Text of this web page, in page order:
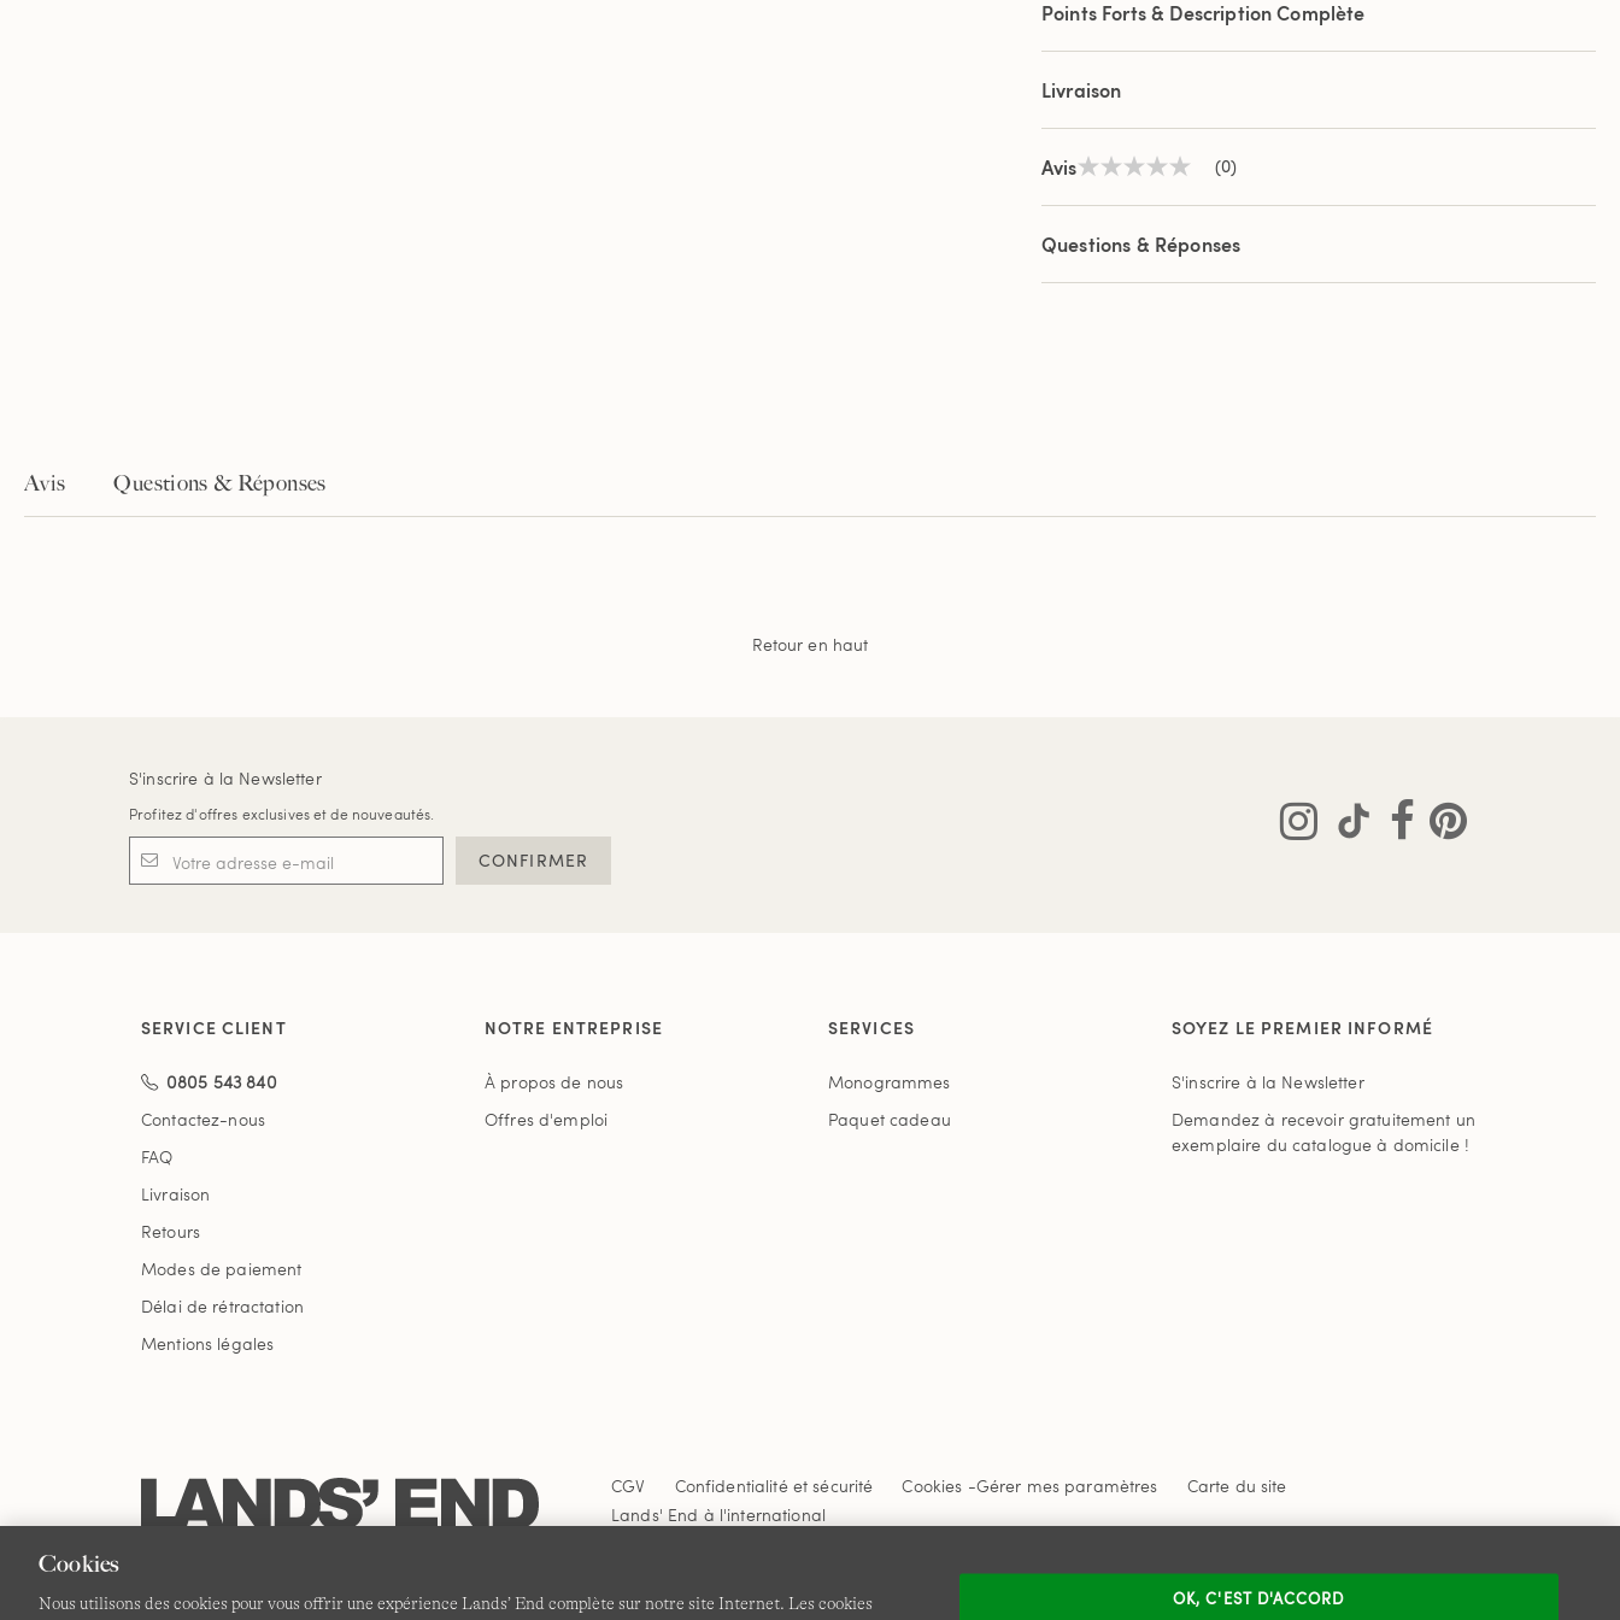
Points Forts & Description Complète
Livraison
AvisAucune
de
notation
Lien
la
(0)
Questions & Réponses
Avis Questions & Réponses
Retour en haut
S'inscrire à la Newsletter
Profitez d'offres exclusives et de nouveautés.
CONFIRMER
SERVICE CLIENT
0805 543 840
Contactez-nous
FAQ
Livraison
Retours
Modes de paiement
Délai de rétractation
Mentions légales
NOTRE ENTREPRISE
À propos de nous
Offres d'emploi
SERVICES
Monogrammes
Paquet cadeau
SOYEZ LE PREMIER INFORMÉ
S'inscrire à la Newsletter
Demandez à recevoir gratuitement un
exemplaire du catalogue à domicile !
CGV Confidentialité et sécurité Cookies -Gérer mes paramètres
Carte du site
Lands' End à l'international
Cookies
Nous utilisons des cookies pour vous offrir une expérience Lands’ End complète sur notre site Internet. Les cookies
OK, C'EST D'ACCORD